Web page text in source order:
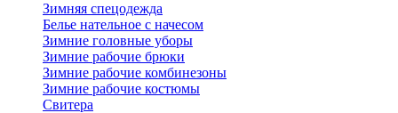
Зимняя спецодежда
Белье нательное с начесом
Зимние головные уборы
Зимние рабочие брюки
Зимние рабочие комбинезоны
Зимние рабочие костюмы
Свитера